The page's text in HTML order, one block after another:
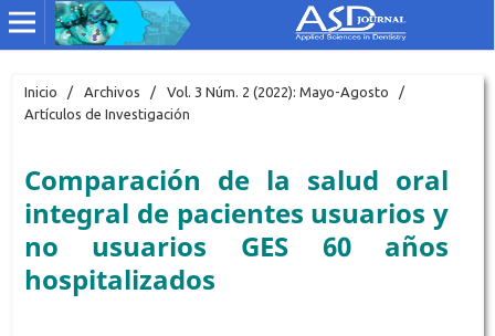
Inicio / Archivos / Vol. 3 Núm. 2 (2022): Mayo-Agosto
/
Artículos de Investigación
Comparación de la salud oral
integral de pacientes usuarios y
no usuarios GES 60 años
hospitalizados